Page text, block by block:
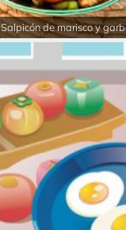
Salpicón de marisco y